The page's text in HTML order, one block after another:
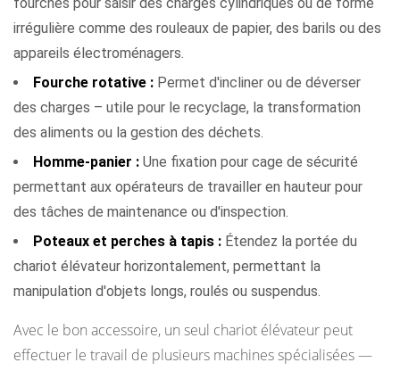
irrégulière comme des rouleaux de papier, des barils ou des
appareils électroménagers.
Fourche rotative : Permet d'incliner ou de déverser
des charges – utile pour le recyclage, la transformation
des aliments ou la gestion des déchets.
Homme-panier : Une fixation pour cage de sécurité
permettant aux opérateurs de travailler en hauteur pour
des tâches de maintenance ou d'inspection.
Poteaux et perches à tapis : Étendez la portée du
chariot élévateur horizontalement, permettant la
manipulation d'objets longs, roulés ou suspendus.
Avec le bon accessoire, un seul chariot élévateur peut
effectuer le travail de plusieurs machines spécialisées —